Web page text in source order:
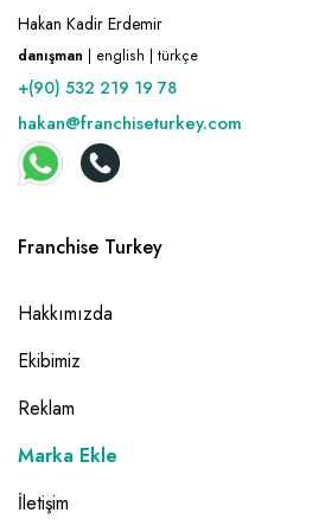
Hakan Kadir Erdemir
danışman | english | türkçe
+(90) 532 219 19 78
hakan@franchiseturkey.com
Franchise Turkey
Hakkımızda
Ekibimiz
Reklam
Marka Ekle
İletişim